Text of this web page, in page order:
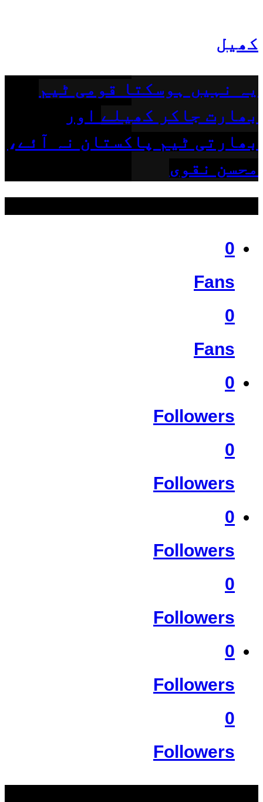
کھیل
یہ نہیں ہوسکتا قومی ٹیم
بھارت جاکر کھیلے اور
بھارتی ٹیم پاکستان نہ آئے،
محسن نقوی
0
Fans
0
Fans
0
Followers
0
Followers
0
Followers
0
Followers
0
Followers
0
Followers